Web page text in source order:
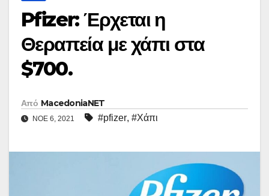
Pfizer: Έρχεται η
Θεραπεία με χάπι στα
$700.
Από MacedoniaNET
ΝΟΈ 6, 2021 #pfizer, #Χάπι